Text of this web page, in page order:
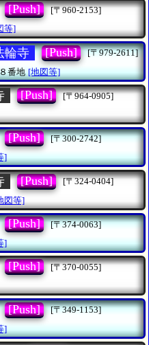
[Push]
[〒960-2153]
等]
輪寺 [Push]
[〒979-2611]
番地 [地図等]
[Push]
[〒964-0905]
[Push]
[〒300-2742]
]
[Push]
[〒324-0404]
図等]
[Push]
[〒374-0063]
]
[Push]
[〒370-0055]
[Push]
[〒349-1153]
]